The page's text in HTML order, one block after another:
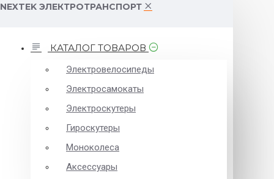
NEXTEK ЭЛЕКТРОТРАНСПОРТ
КАТАЛОГ ТОВАРОВ
Электровелосипеды
Электросамокаты
Электроскутеры
Гироскутеры
Моноколеса
Аксессуары